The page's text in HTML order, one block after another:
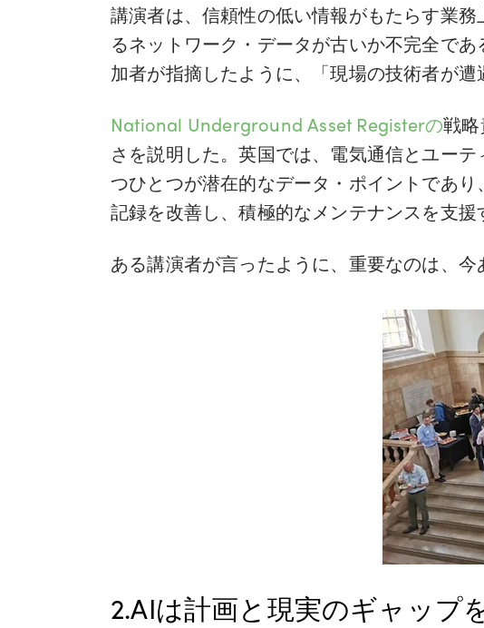
講演者は、信頼性の低い情報がもたらす業
るネットワーク・データが古いか不完全で
加者が指摘したように、「現場の技術者が
National Underground Asset Registerの戦
さを説明した。英国では、電気通信とユー
つひとつが潜在的なデータ・ポイントであ
記録を改善し、積極的なメンテナンスを支援
ある講演者が言ったように、重要なのは、
2.AIは計画と現実のギャップ